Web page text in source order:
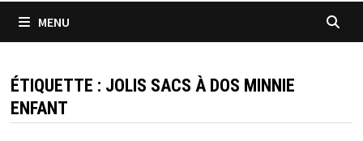
MENU
ÉTIQUETTE : JOLIS SACS À DOS MINNIE
ENFANT